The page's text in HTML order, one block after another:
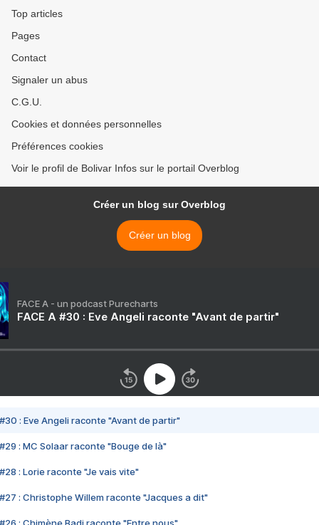
Top articles
Pages
Contact
Signaler un abus
C.G.U.
Cookies et données personnelles
Préférences cookies
Voir le profil de Bolivar Infos sur le portail Overblog
Créer un blog sur Overblog
Créer un blog
FACE A - un podcast Purecharts
FACE A #30 : Eve Angeli raconte "Avant de partir"
#30 : Eve Angeli raconte "Avant de partir"
#29 : MC Solaar raconte "Bouge de là"
#28 : Lorie raconte "Je vais vite"
#27 : Christophe Willem raconte "Jacques a dit"